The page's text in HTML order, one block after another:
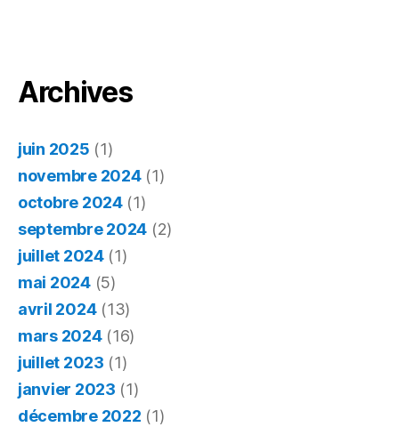
Archives
juin 2025 (1)
novembre 2024(1)
octobre 2024(1)
septembre 2024 (2)
juillet 2024(1)
mai 2024(5)
avril 2024(13)
mars 2024(16)
juillet 2023 (1)
janvier 2023 (1)
décembre 2022 (1)